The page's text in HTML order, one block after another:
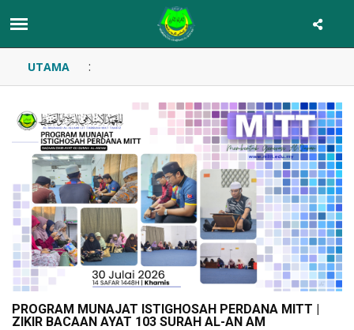
UTAMA :
PROGRAM MUNAJAT ISTIGHOSAH PERDANA MITT |
ZIKIR BACAAN AYAT 103 SURAH AL-AN AM